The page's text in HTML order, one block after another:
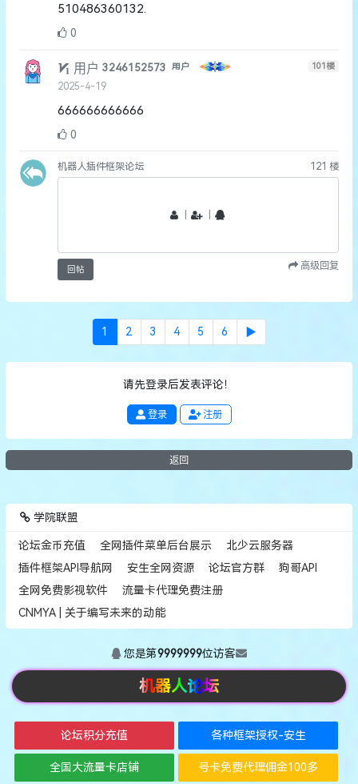
510486360132.
0
用户3246152573 用户
2025-4-19
101楼
666666666666
0
机器人插件框架论坛 121 楼
丨 丨
回帖 高级回复
1 2 3 4 5 6 ▶
请先登录后发表评论！
登录 注册
返回
学院联盟
论坛金币充值 全网插件菜单后台展示
北少云服务器
插件框架API导航网
安生全网资源 论坛官方群
狗哥API
全网免费影视软件
流量卡代理免费注册
CNMYA | 关于编写未来的动能
您是第9999999位访客
机器人论坛
论坛积分充值 各种框架授权-安生
全国大流量卡店铺 号卡免费代理佣金100多